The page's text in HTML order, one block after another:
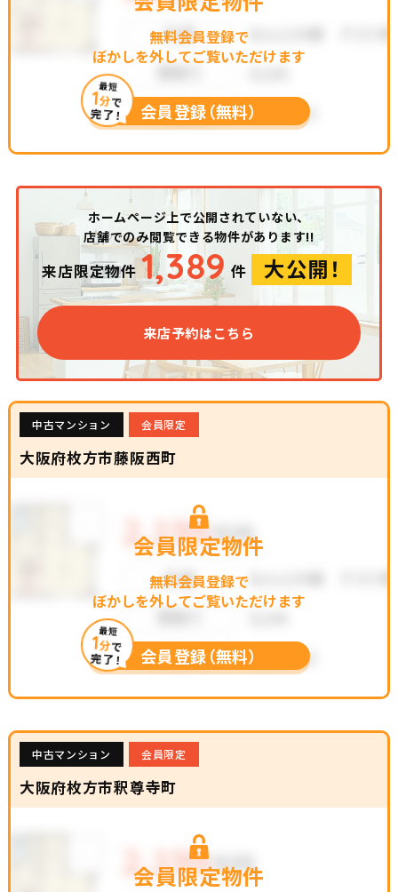
無料会員登録で
ぼかしを外してご覧いただけます
最短
1分で
完了！ 会員登録（無料）
ホームページ上で公開されていない、
店舗でのみ閲覧できる物件があります!!
来店限定物件 1,389 件 大公開！
来店予約はこちら
中古マンション 会員限定
大阪府枚方市藤阪西町
会員限定物件
無料会員登録で
ぼかしを外してご覧いただけます
最短
1分で
完了！ 会員登録（無料）
中古マンション 会員限定
大阪府枚方市釈尊寺町
会員限定物件